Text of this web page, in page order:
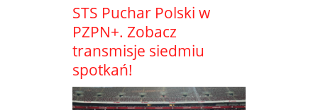
STS Puchar Polski w
PZPN+. Zobacz
transmisje siedmiu
spotkań!